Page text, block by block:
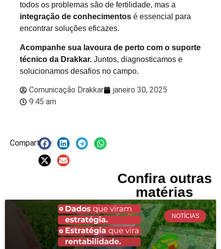
todos os problemas são de fertilidade, mas a
integração de conhecimentos é essencial para
encontrar soluções eficazes.
Acompanhe sua lavoura de perto com o suporte
técnico da Drakkar. Juntos, diagnosticamos e
solucionamos desafios no campo.
Comunicação Drakkar
janeiro 30, 2025
9:45 am
Confira outras
matérias
Compartilhe:
NOTÍCIAS